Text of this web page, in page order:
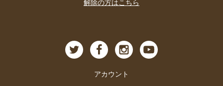
解除の方はこちら
アカウント